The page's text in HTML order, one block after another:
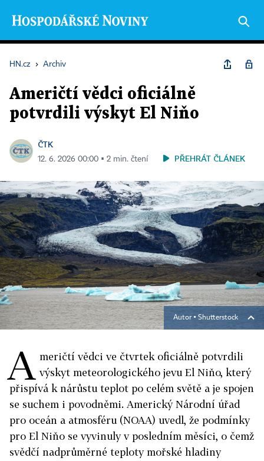
HN.cz › Archiv
Američtí vědci oficiálně
potvrdili výskyt El Niňo
ČTK
12. 6. 2026 00:00 ▪ 2 min. čtení PŘEHRÁT ČLÁNEK
Autor ▪ Shutterstock
A meričtí vědci ve čtvrtek oficiálně potvrdili
výskyt meteorologického jevu El Niňo, který
přispívá k nárůstu teplot po celém světě a je spojen
se suchem i povodněmi. Americký Národní úřad
pro oceán a atmosféru (NOAA) uvedl, že podmínky
pro El Niňo se vyvinuly v posledním měsíci, o čemž
svědčí nadprůměrné teploty mořské hladiny